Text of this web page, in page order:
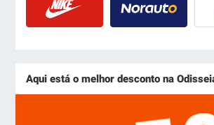
Aqui está o melhor desconto na